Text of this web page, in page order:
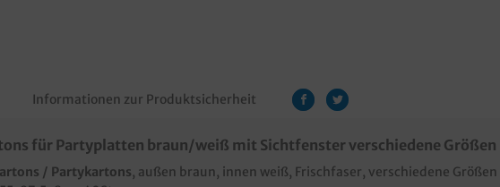
Informationen zur Produktsicherheit
für Partyplatten braun/weiß mit Sichtfenster verschiedene Größen
/ Partykartons , außen braun, innen weiß, Frischfaser, verschiedene Größen